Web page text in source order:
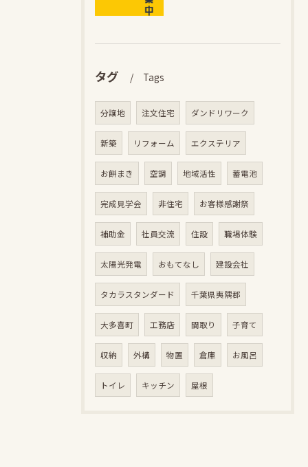
タグ Tags
分譲地 注文住宅 ダンドリワーク
新築 リフォーム エクステリア
お餅まき 空調 地域活性 蓄電池
完成見学会 非住宅 お客様感謝祭
補助金 社員交流 住設 職場体験
太陽光発電 おもてなし 建設会社
タカラスタンダード 千葉県夷隅郡
大多喜町 工務店 間取り 子育て
収納 外構 物置 倉庫 お風呂
トイレ キッチン 屋根